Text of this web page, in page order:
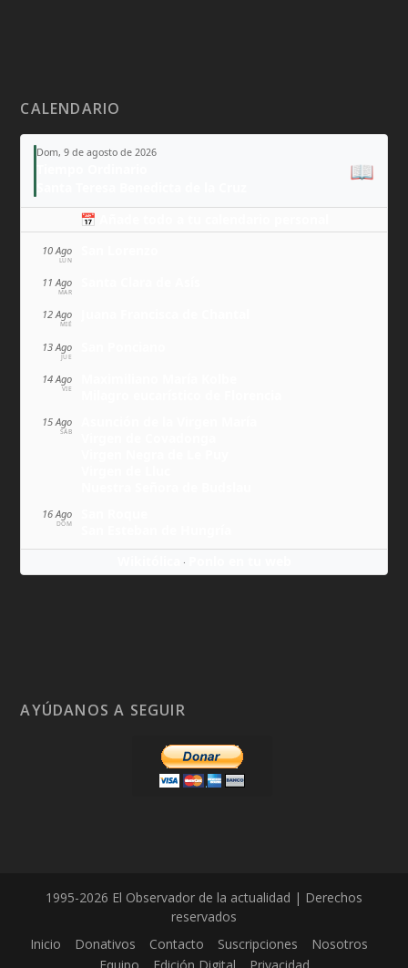
CALENDARIO
Dom, 9 de agosto de 2026
📖
📅 Añade todo a tu calendario personal
10 Ago
LUN
11 Ago
MAR
12 Ago
MIÉ
13 Ago
JUE
14 Ago
VIE
15 Ago
SÁB
16 Ago
DOM
·
AYÚDANOS A SEGUIR
1995-2026 El Observador de la actualidad | Derechos
reservados
Inicio
Donativos Contacto Suscripciones
Nosotros
Equipo
Edición Digital Privacidad